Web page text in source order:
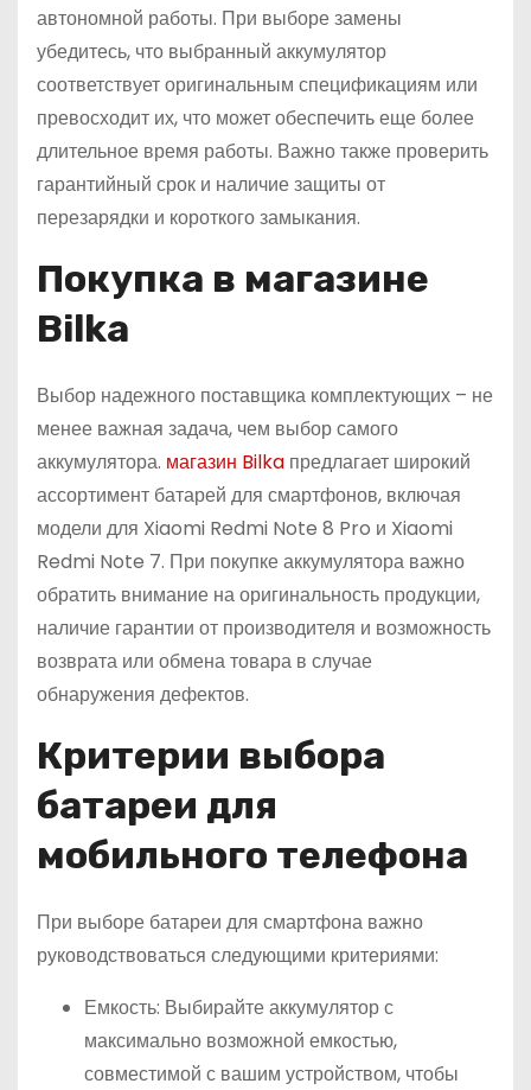
автономной работы. При выборе замены
убедитесь, что выбранный аккумулятор
соответствует оригинальным спецификациям или
превосходит их, что может обеспечить еще более
длительное время работы. Важно также проверить
гарантийный срок и наличие защиты от
перезарядки и короткого замыкания.
Покупка в магазине
Bilka
Выбор надежного поставщика комплектующих – не
менее важная задача, чем выбор самого
аккумулятора. магазин Bilka предлагает широкий
ассортимент батарей для смартфонов, включая
модели для Xiaomi Redmi Note 8 Pro и Xiaomi
Redmi Note 7. При покупке аккумулятора важно
обратить внимание на оригинальность продукции,
наличие гарантии от производителя и возможность
возврата или обмена товара в случае
обнаружения дефектов.
Критерии выбора
батареи для
мобильного телефона
При выборе батареи для смартфона важно
руководствоваться следующими критериями:
Емкость: Выбирайте аккумулятор с
максимально возможной емкостью,
совместимой с вашим устройством, чтобы